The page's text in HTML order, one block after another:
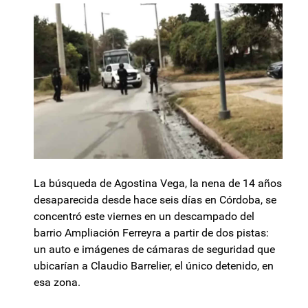
La búsqueda de Agostina Vega, la nena de 14 años
desaparecida desde hace seis días en Córdoba, se
concentró este viernes en un descampado del
barrio Ampliación Ferreyra a partir de dos pistas:
un auto e imágenes de cámaras de seguridad que
ubicarían a Claudio Barrelier, el único detenido, en
esa zona.